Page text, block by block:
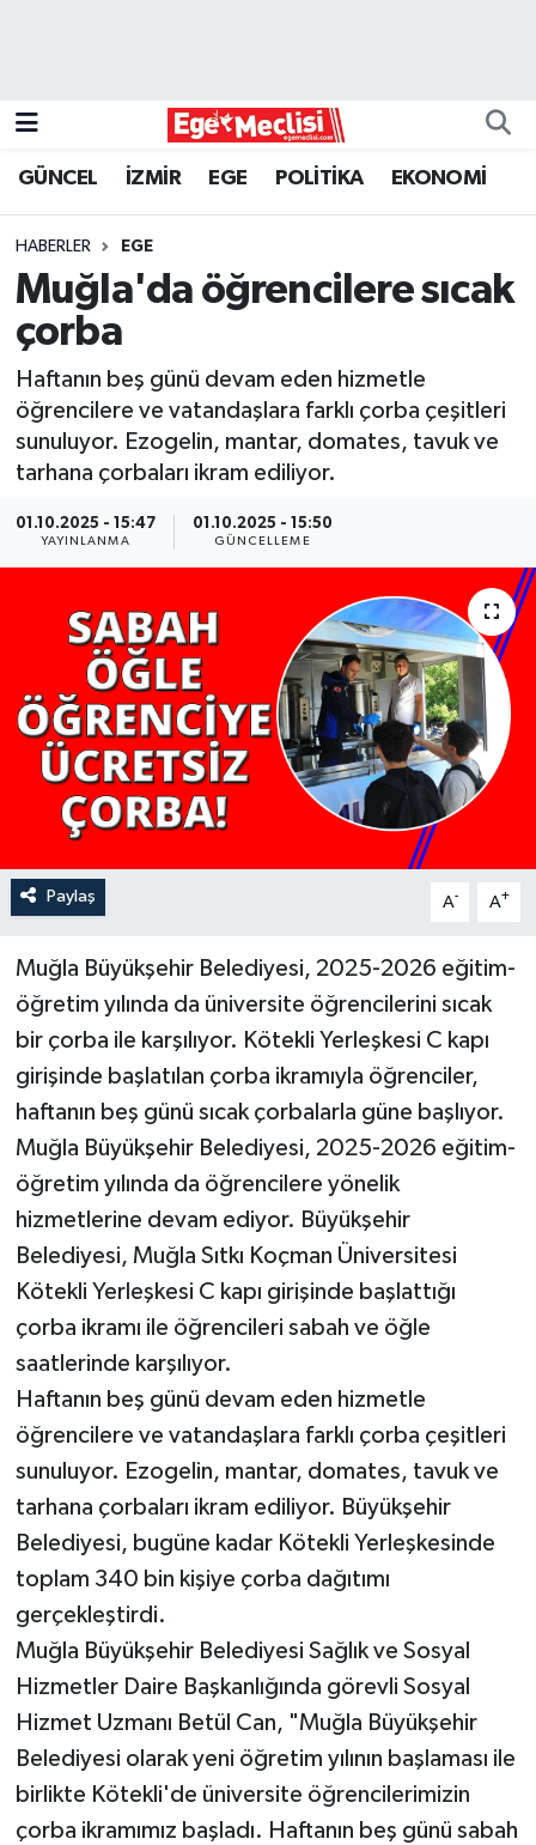
GÜNCEL İZMİR EGE POLİTİKA EKONOMİ
HABERLER EGE
Muğla'da öğrencilere sıcak
çorba
Haftanın beş günü devam eden hizmetle
öğrencilere ve vatandaşlara farklı çorba çeşitleri
sunuluyor. Ezogelin, mantar, domates, tavuk ve
tarhana çorbaları ikram ediliyor.
01.10.2025 - 15:47
YAYINLANMA
01.10.2025 - 15:50
GÜNCELLEME
Paylaş A- A+
Muğla Büyükşehir Belediyesi, 2025-2026 eğitim-
öğretim yılında da üniversite öğrencilerini sıcak
bir çorba ile karşılıyor. Kötekli Yerleşkesi C kapı
girişinde başlatılan çorba ikramıyla öğrenciler,
haftanın beş günü sıcak çorbalarla güne başlıyor.
Muğla Büyükşehir Belediyesi, 2025-2026 eğitim-
öğretim yılında da öğrencilere yönelik
hizmetlerine devam ediyor. Büyükşehir
Belediyesi, Muğla Sıtkı Koçman Üniversitesi
Kötekli Yerleşkesi C kapı girişinde başlattığı
çorba ikramı ile öğrencileri sabah ve öğle
saatlerinde karşılıyor.
Haftanın beş günü devam eden hizmetle
öğrencilere ve vatandaşlara farklı çorba çeşitleri
sunuluyor. Ezogelin, mantar, domates, tavuk ve
tarhana çorbaları ikram ediliyor. Büyükşehir
Belediyesi, bugüne kadar Kötekli Yerleşkesinde
toplam 340 bin kişiye çorba dağıtımı
gerçekleştirdi.
Muğla Büyükşehir Belediyesi Sağlık ve Sosyal
Hizmetler Daire Başkanlığında görevli Sosyal
Hizmet Uzmanı Betül Can, "Muğla Büyükşehir
Belediyesi olarak yeni öğretim yılının başlaması ile
birlikte Kötekli'de üniversite öğrencilerimizin
çorba ikramımız başladı. Haftanın beş günü sabah
GÜNCEL
İZMİR
ÖZEL HABER
POLİTİKA
Programlar
SPOR